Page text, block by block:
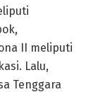
II meliputi
Lalu,
Tenggara